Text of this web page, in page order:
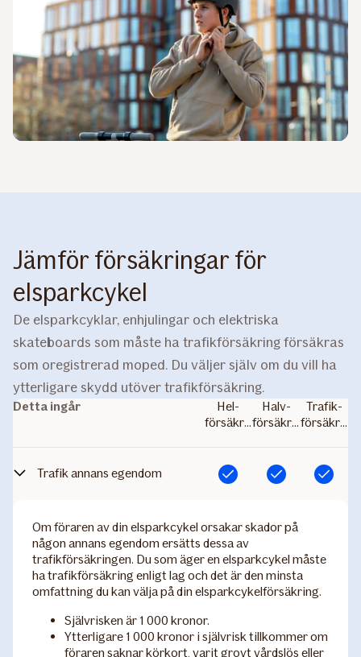
Jämför försäkringar för
elsparkcykel
De elsparkcyklar, enhjulingar och elektriska
skateboards som måste ha trafikförsäkring försäkras
som oregistrerad moped. Du väljer själv om du vill ha
ytterligare skydd utöver trafikförsäkring.
Detta ingår
Hel­
försäkring
Halv­
försäkring
Trafik­
försäkring
Trafik annans egendom Ingår Ingår Ingår
Om föraren av din elsparkcykel orsakar skador på
någon annans egendom ersätts dessa av
trafikförsäkringen. Du som äger en elsparkcykel måste
ha trafikförsäkring enligt lag och det är den minsta
omfattning du kan välja på din elsparkcykelförsäkring.
Självrisken är 1 000 kronor.
Ytterligare 1 000 kronor i självrisk tillkommer om
föraren saknar körkort, varit grovt vårdslös eller